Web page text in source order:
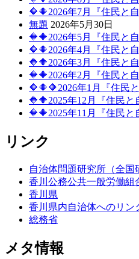
🔶🔶2026年7月『住民と
無題 2026年5月30日
🔶🔶2026年5月『住民と
🔶🔶2026年4月『住民と
🔶🔶2026年3月『住民と
🔶🔶2026年2月『住民と
🔶🔶🔶2026年1月『住民
🔶🔶2025年12月『住民
🔶🔶2025年11月『住民
リンク
自治体問題研究所（全国
香川公務公共一般労働組
香川県
香川県内自治体へのリン
総務省
メタ情報